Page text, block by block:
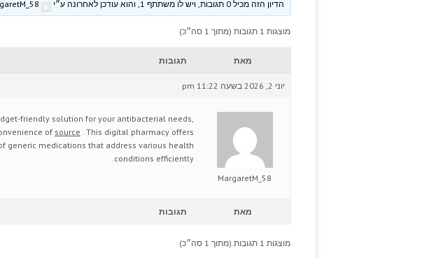
הדיון הזה מכיל 0 תגובות, ויש לו משתתף 1, והוא עודכן לאחרונה ע״י
מוצגות 1 תגובות (מתוך 1 סה״כ)
מאת תגובות
יוני 2, 2026 בשעה 11:22 pm
MargaretM_58
friendly solution for your antibacterial needs,
of source . This digital pharmacy offers
generic medications that address various health
conditions efficiently.
מאת תגובות
מוצגות 1 תגובות (מתוך 1 סה״כ)